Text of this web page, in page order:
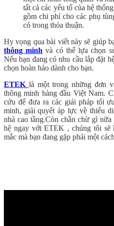
tất cả các yếu tố của hệ thống
gồm chi phí cho các phụ
có trong thỏa thuận.
Hy vọng qua bài viết này sẽ giúp
thông minh và có thể lựa chọn
Nếu bạn đang có nhu cầu lắp đặt
chọn hoàn hảo dành cho bạn.
ETEK là một trong những đơn
thông minh hàng đầu Việt Nam.
cứu để đưa ra các giải pháp tối
minh, giải quyết áp lực về thiếu
nhà cao tầng.Còn chần chừ gì
hệ ngay với ETEK , chúng tôi sẽ
mắc mà bạn đang gặp phải một